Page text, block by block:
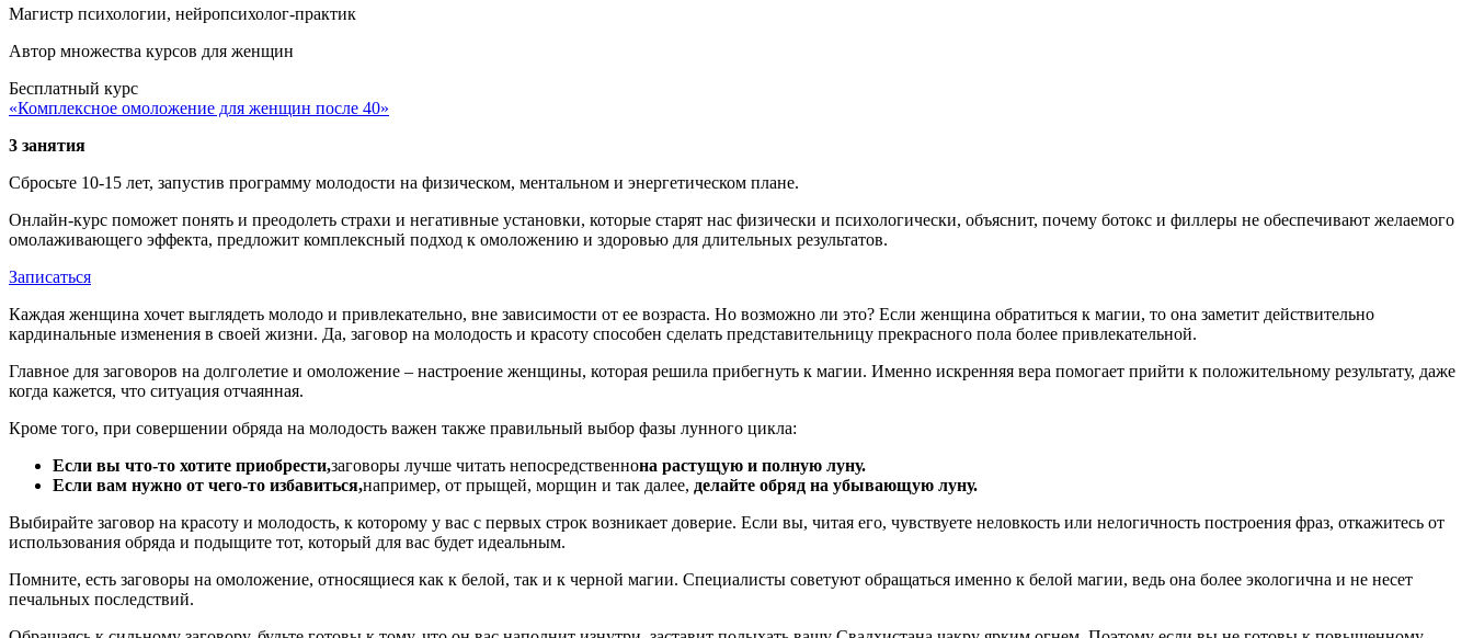
Магистр психологии, нейропсихолог-практик
Автор множества курсов для женщин
Бесплатный курс
«Комплексное омоложение для женщин после 40»
3 занятия
Сбросьте 10-15 лет, запустив программу молодости на физическом, ментальном и энергетическом плане.
Онлайн-курс поможет понять и преодолеть страхи и негативные установки, которые старят нас физически и психологически, объяснит, почему ботокс и филлеры не обеспечивают желаемого
омолаживающего эффекта, предложит комплексный подход к омоложению и здоровью для длительных результатов.
Записаться
Каждая женщина хочет выглядеть молодо и привлекательно, вне зависимости от ее возраста. Но возможно ли это? Если женщина обратиться к магии, то она заметит действительно
кардинальные изменения в своей жизни. Да, заговор на молодость и красоту способен сделать представительницу прекрасного пола более привлекательной.
Главное для заговоров на долголетие и омоложение – настроение женщины, которая решила прибегнуть к магии. Именно искренняя вера помогает прийти к положительному результату, даже
когда кажется, что ситуация отчаянная.
Кроме того, при совершении обряда на молодость важен также правильный выбор фазы лунного цикла:
Если вы что-то хотите приобрести,заговоры лучше читать непосредственнона растущую и полную луну.
Если вам нужно от чего-то избавиться,например, от прыщей, морщин и так далее, делайте обряд на убывающую луну.
Выбирайте заговор на красоту и молодость, к которому у вас с первых строк возникает доверие. Если вы, читая его, чувствуете неловкость или нелогичность построения фраз, откажитесь от
использования обряда и подыщите тот, который для вас будет идеальным.
Помните, есть заговоры на омоложение, относящиеся как к белой, так и к черной магии. Специалисты советуют обращаться именно к белой магии, ведь она более экологична и не несет
печальных последствий.